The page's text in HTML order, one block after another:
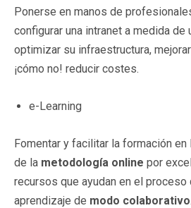
Ponerse en manos de
configurar una intranet a medida de
optimizar su infraestructura,
¡cómo no! reducir costes.
e-Learning
Fomentar y facilitar la formación en
de la metodología online por
recursos que ayudan en el proceso
aprendizaje de modo colaborativo